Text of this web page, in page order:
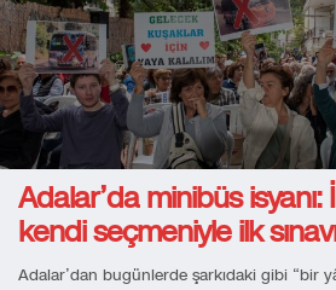
Adalar’da minibüs
kendi seçmeniyle ilk sınavı
Adalar’dan bugünlerde şarkıdaki gibi “bir